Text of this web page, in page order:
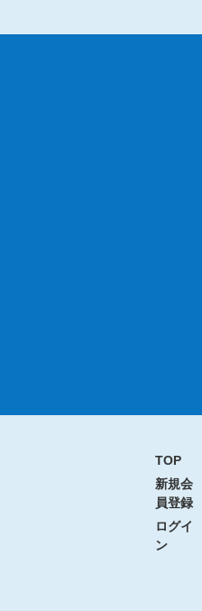
TOP
新規会
員登録
ログイ
ン